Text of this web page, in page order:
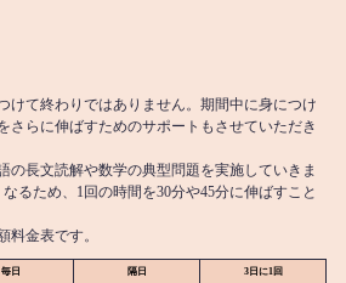
けて終わりではありません。期間中に身につけ
さらに伸ばすためのサポートもさせていただき
長文読解や数学の典型問題を実施していきま
るため、1回の時間を30分や45分に伸ばすこと
料金表です。
毎日 隔日 3日に1回